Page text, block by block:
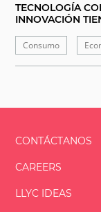
TECNOLOGÍA
INNOVACIÓN
Consumo
CONTÁCTANOS
CAREERS
LLYC IDEAS